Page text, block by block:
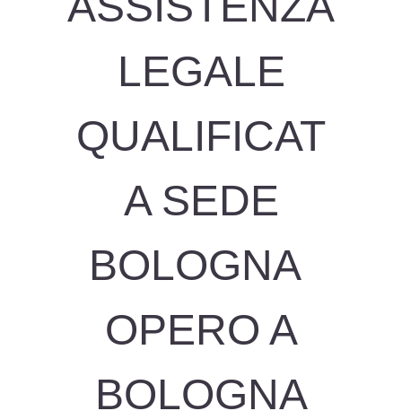
LEGALE
QUALIFICAT
A SEDE
BOLOGNA
OPERO A
BOLOGNA